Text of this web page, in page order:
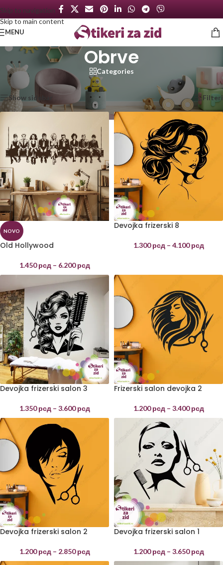
Skip to navigation
Skip to main content
MENU
Obrve
Categories
Početna
Saloni lepote Obrve/Strana 2 Prikaz 49–76 od 76 rezultata
Show sidebar Filteri
NOVO
Old Hollywood
1.450рсд – 6.200рсд
Devojka frizerski 8
1.300рсд – 4.100рсд
Devojka frizerski salon 3
1.350рсд – 3.600рсд
Frizerski salon devojka 2
1.200рсд – 3.400рсд
Devojka frizerski salon 2
1.200рсд – 2.850рсд
Devojka frizerski salon 1
1.200рсд – 3.650рсд